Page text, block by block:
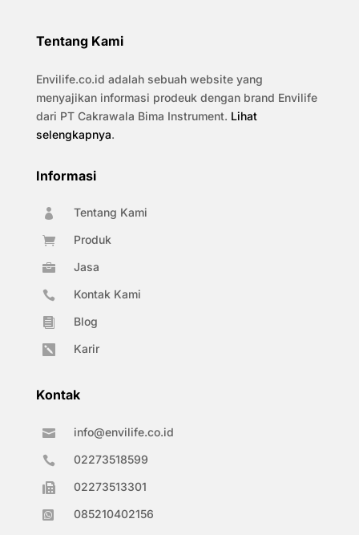
Tentang Kami
Envilife.co.id adalah sebuah website yang
menyajikan informasi prodeuk dengan brand Envilife
dari PT Cakrawala Bima Instrument. Lihat
selengkapnya.
Informasi
 Tentang Kami
 Produk
 Jasa
 Kontak Kami
 Blog
 Karir
Kontak
 info@envilife.co.id
 02273518599
 02273513301

085210402156